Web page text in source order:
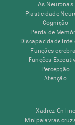
As Neuronas
Plasticidade
Cognição
Perda de
Discapacidade
Funções
Funções
Percepção
Atenção
Xadrez On-line
Minipalavras